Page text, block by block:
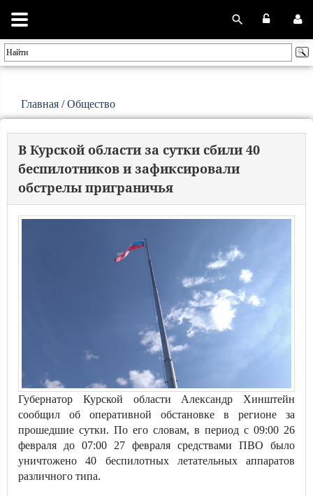
Главная /Общество
В Курской области за сутки сбили 40
беспилотников и зафиксировали
обстрелы приграничья
Губернатор Курской области Александр Хинштейн
сообщил об оперативной обстановке в регионе за
прошедшие сутки. По его словам, в период с 09:00 26
февраля до 07:00 27 февраля средствами ПВО было
уничтожено 40 беспилотных летательных аппаратов
различного типа.